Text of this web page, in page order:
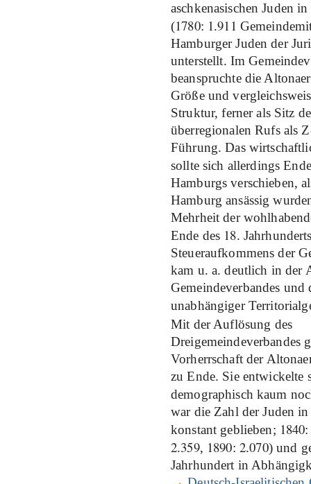
aschkenasischen Juden
(1780: 1.911
Hamburger Juden der
unterstellt. Im
beanspruchte die
Größe und
Struktur, ferner als Sitz
überregionalen Rufs als
Führung. Das
sollte sich allerdings
Hamburgs verschieben,
Hamburg ansässig
Mehrheit der
Ende des 18.
Steueraufkommens der
kam u. a. deutlich in der
Gemeindeverbandes
unabhängiger
Mit der Auflösung des
Dreigemeindeverbandes
Vorherrschaft der
zu Ende. Sie entwickelte
demographisch kaum
war die Zahl der Juden
konstant geblieben; 1840
2.359, 1890: 2.070) und
Jahrhundert in